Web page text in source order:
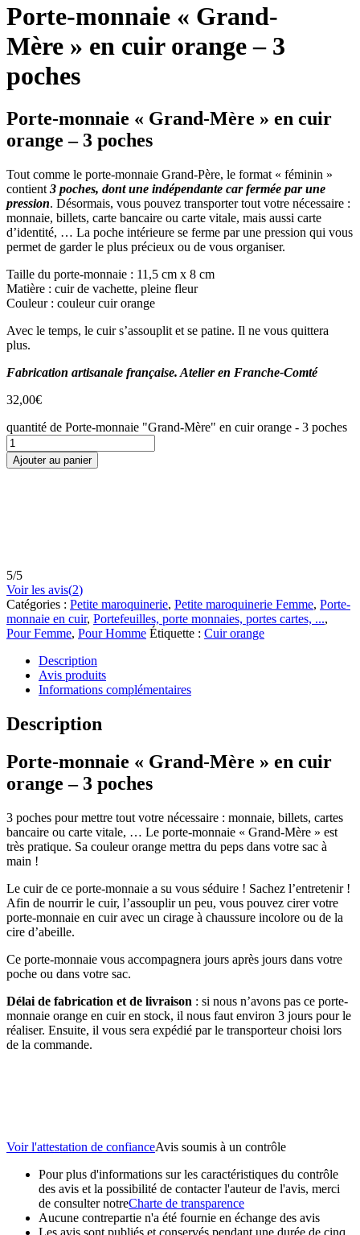
Porte-monnaie « Grand-
Mère » en cuir orange – 3
poches
Porte-monnaie « Grand-Mère » en cuir
orange – 3 poches
Tout comme le porte-monnaie Grand-Père, le format « féminin »
contient 3 poches, dont une indépendante car fermée par une
pression. Désormais, vous pouvez transporter tout votre nécessaire :
monnaie, billets, carte bancaire ou carte vitale, mais aussi carte
d’identité, … La poche intérieure se ferme par une pression qui vous
permet de garder le plus précieux ou de vous organiser.
Taille du porte-monnaie : 11,5 cm x 8 cm
Matière : cuir de vachette, pleine fleur
Couleur : couleur cuir orange
Avec le temps, le cuir s’assouplit et se patine. Il ne vous quittera
plus.
Fabrication artisanale française. Atelier en Franche-Comté
32,00€
quantité de Porte-monnaie "Grand-Mère" en cuir orange - 3 poches
Ajouter au panier
5/5
Voir les avis(2)
Catégories : Petite maroquinerie, Petite maroquinerie Femme, Porte-
monnaie en cuir, Portefeuilles, porte monnaies, portes cartes, ...,
Pour Femme, Pour Homme Étiquette : Cuir orange
Description
Avis produits
Informations complémentaires
Description
Porte-monnaie « Grand-Mère » en cuir
orange – 3 poches
3 poches pour mettre tout votre nécessaire : monnaie, billets, cartes
bancaire ou carte vitale, … Le porte-monnaie « Grand-Mère » est
très pratique. Sa couleur orange mettra du peps dans votre sac à
main !
Le cuir de ce porte-monnaie a su vous séduire ! Sachez l’entretenir !
Afin de nourrir le cuir, l’assouplir un peu, vous pouvez cirer votre
porte-monnaie en cuir avec un cirage à chaussure incolore ou de la
cire d’abeille.
Ce porte-monnaie vous accompagnera jours après jours dans votre
poche ou dans votre sac.
Délai de fabrication et de livraison : si nous n’avons pas ce porte-
monnaie orange en cuir en stock, il nous faut environ 3 jours pour le
réaliser. Ensuite, il vous sera expédié par le transporteur choisi lors
de la commande.
Voir l'attestation de confianceAvis soumis à un contrôle
Pour plus d'informations sur les caractéristiques du contrôle
des avis et la possibilité de contacter l'auteur de l'avis, merci
de consulter notreCharte de transparence
Aucune contrepartie n'a été fournie en échange des avis
Les avis sont publiés et conservés pendant une durée de cinq